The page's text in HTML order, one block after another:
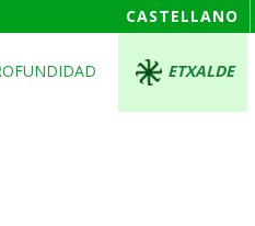
CASTELLANO
ETXALDE